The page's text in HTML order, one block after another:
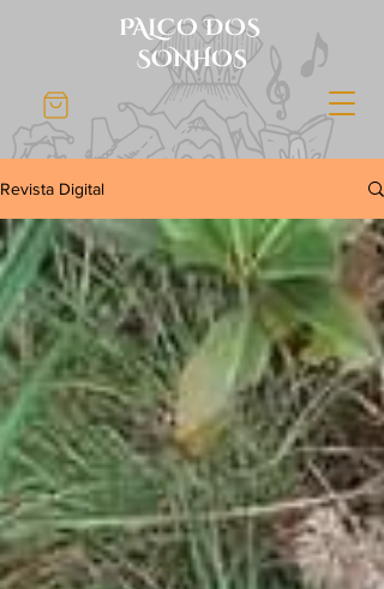
PALCO DOS
SONHOS
Revista Digital